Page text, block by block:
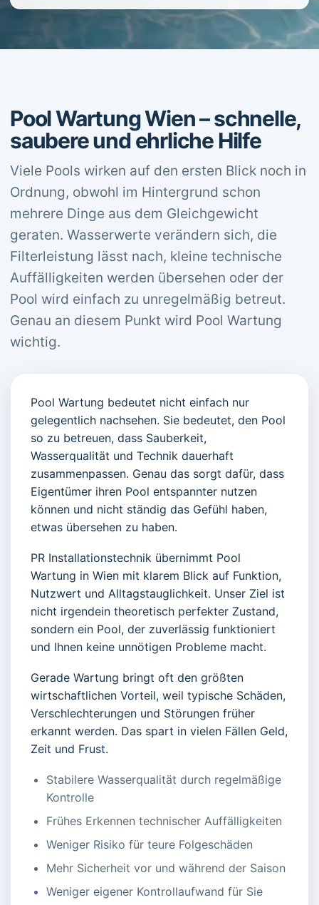
Pool Wartung Wien – schnelle,
saubere und ehrliche Hilfe
Viele Pools wirken auf den ersten Blick noch in
Ordnung, obwohl im Hintergrund schon
mehrere Dinge aus dem Gleichgewicht
geraten. Wasserwerte verändern sich, die
Filterleistung lässt nach, kleine technische
Auffälligkeiten werden übersehen oder der
Pool wird einfach zu unregelmäßig betreut.
Genau an diesem Punkt wird Pool Wartung
wichtig.
Pool Wartung bedeutet nicht einfach nur
gelegentlich nachsehen. Sie bedeutet, den Pool
so zu betreuen, dass Sauberkeit,
Wasserqualität und Technik dauerhaft
zusammenpassen. Genau das sorgt dafür, dass
Eigentümer ihren Pool entspannter nutzen
können und nicht ständig das Gefühl haben,
etwas übersehen zu haben.
PR Installationstechnik übernimmt Pool
Wartung in Wien mit klarem Blick auf Funktion,
Nutzwert und Alltagstauglichkeit. Unser Ziel ist
nicht irgendein theoretisch perfekter Zustand,
sondern ein Pool, der zuverlässig funktioniert
und Ihnen keine unnötigen Probleme macht.
Gerade Wartung bringt oft den größten
wirtschaftlichen Vorteil, weil typische Schäden,
Verschlechterungen und Störungen früher
erkannt werden. Das spart in vielen Fällen Geld,
Zeit und Frust.
Stabilere Wasserqualität durch regelmäßige
Kontrolle
Frühes Erkennen technischer Auffälligkeiten
Weniger Risiko für teure Folgeschäden
Mehr Sicherheit vor und während der Saison
Weniger eigener Kontrollaufwand für Sie